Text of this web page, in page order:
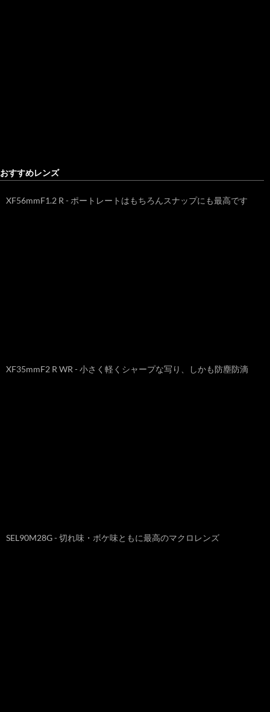
おすすめレンズ
XF56mmF1.2 R - ポートレートはもちろんスナップにも最高です
XF35mmF2 R WR - 小さく軽くシャープな写り、しかも防塵防滴
SEL90M28G - 切れ味・ボケ味ともに最高のマクロレンズ